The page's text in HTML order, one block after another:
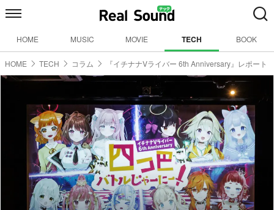
HOME MUSIC MOVIE TECH BOOK
HOME TECH コラム 『イチナナVライバー 6th Anniversary』レポート